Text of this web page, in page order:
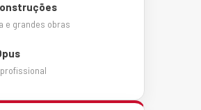
e grandes obras